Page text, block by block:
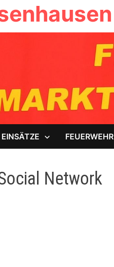
EINSÄTZE FEUERWEHR
Network